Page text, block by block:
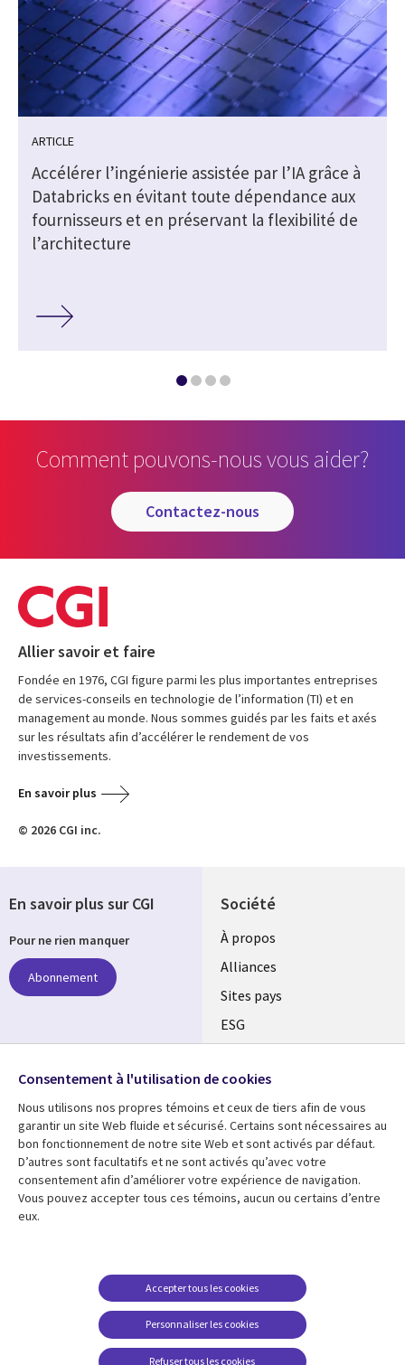
ARTICLE
Accélérer l’ingénierie assistée par l’IA grâce à
Databricks en évitant toute dépendance aux
fournisseurs et en préservant la flexibilité de
l’architecture
Comment pouvons-nous vous aider?
contactez-nous
Allier savoir et faire
Fondée en 1976, CGI figure parmi les plus importantes entreprises
de services-conseils en technologie de l’information (TI) et en
management au monde. Nous sommes guidés par les faits et axés
sur les résultats afin d’accélérer le rendement de vos
investissements.
En savoir plus
© 2026 CGI inc.
Société
À propos
Alliances
Sites pays
ESG
Fusions
Salle de presse
Ressources
Articles
Études de cas
Baladodiffusions
Support
Restrictions et
conditions juridiques
Carrières FAQ
Centre de gestion des
En savoir plus sur CGI
Pour ne rien manquer
Abonnement
Suivez-nous
Social
Media
Global
FR
Consentement à l'utilisation de cookies
Nous utilisons nos propres témoins et ceux de tiers afin de vous
garantir un site Web fluide et sécurisé. Certains sont nécessaires au
bon fonctionnement de notre site Web et sont activés par défaut.
D’autres sont facultatifs et ne sont activés qu’avec votre
consentement afin d’améliorer votre expérience de navigation.
Vous pouvez accepter tous ces témoins, aucun ou certains d’entre
eux.
Personnaliser les cookies
Accepter tous les cookies
Refuser tous les cookies